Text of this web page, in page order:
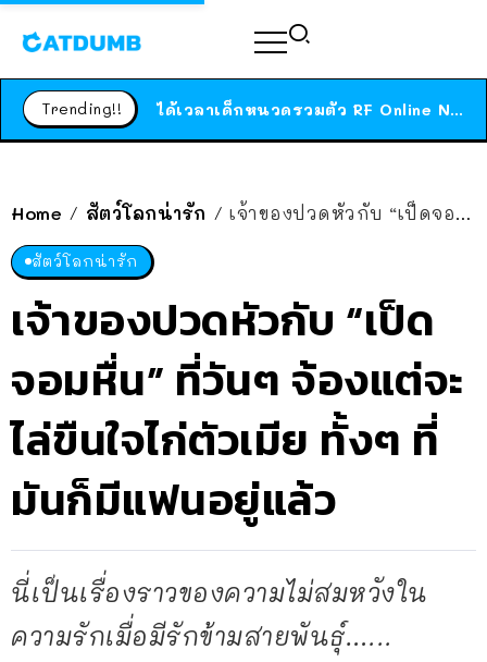
Trending!! ได้เวลาเด็กหนวดรวมตัว RF Online Next เปิดให้เล่นแล้ว เกม Sci-Fi MMORPG ระดับตำนาน เล่นได้ทั้งมือถือและ PC
Home / สัตว์โลกน่ารัก / เจ้าของปวดหัวกับ “เป็ดจอมหื่น” ที่วันๆ จ้องแต่จะไล่ขืนใจไก่ตัวเมีย ทั้งๆ ที่มันก็มีแฟนอยู่แล้ว
สัตว์โลกน่ารัก
เจ้าของปวดหัวกับ “เป็ด
จอมหื่น” ที่วันๆ จ้องแต่จะ
ไล่ขืนใจไก่ตัวเมีย ทั้งๆ ที่
มันก็มีแฟนอยู่แล้ว
นี่เป็นเรื่องราวของความไม่สมหวังใน
ความรักเมื่อมีรักข้ามสายพันธุ์…...